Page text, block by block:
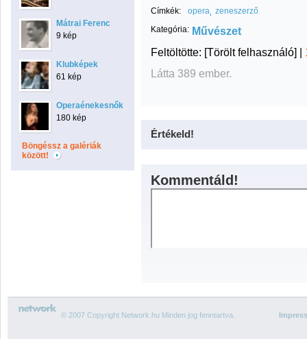
Mátrai Ferenc
9 kép
Klubképek
61 kép
Operaénekesnők
180 kép
Böngéssz a galériák
között!
Címkék: opera zeneszerző
Kategória: Művészet
Feltöltötte: [Törölt felhasználó] |
Látta 389 ember.
Értékeld!
Kommentáld!
© 2007 Copyright Network.hu Minden jog fenntartva.